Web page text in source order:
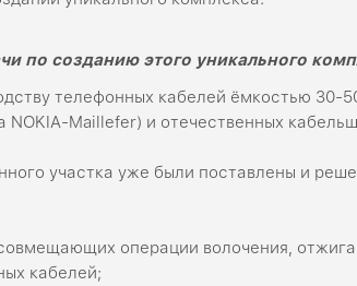
по созданию этого уникального
телефонных кабелей ёмкостью 30-
Maillefer) и отечественных
участка уже были поставлены и
операции волочения,
кабелей;